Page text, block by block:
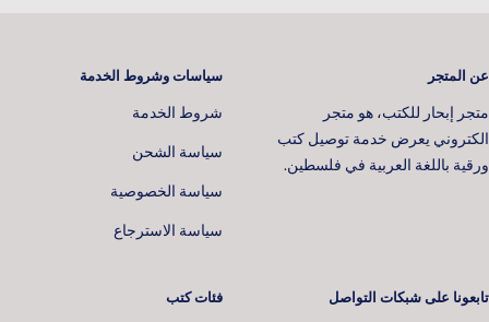
عن المتجر
متجر إبحار للكتب، هو متجر
الكتروني يعرض خدمة توصيل كتب
ورقية باللغة العربية في فلسطين.
سياسات وشروط الخدمة
شروط الخدمة
سياسة الشحن
سياسة الخصوصية
سياسة الاسترجاع
تابعونا على شبكات التواصل فئات كتب